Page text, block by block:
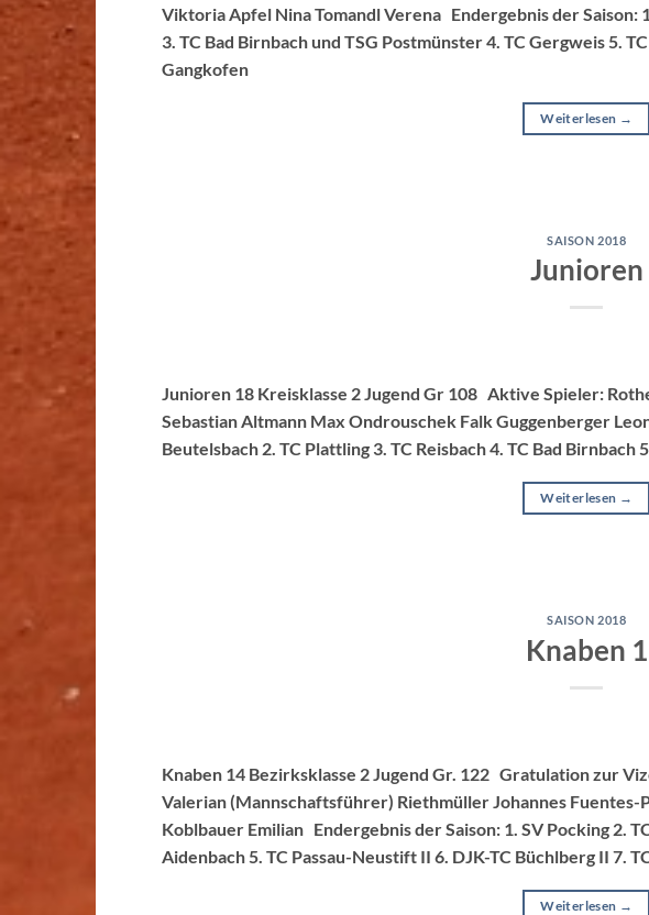
Viktoria Apfel Nina Tomandl Verena Endergebnis der Saison:
3. TC Bad Birnbach und TSG Postmünster 4. TC Gergweis 5.
Gangkofen
Weiterlesen →
SAISON 2018
Junioren
Junioren 18 Kreisklasse 2 Jugend Gr 108 Aktive Spieler:
Sebastian Altmann Max Ondrouschek Falk Guggenberger
Beutelsbach 2. TC Plattling 3. TC Reisbach 4. TC Bad Birnbach
Weiterlesen →
SAISON 2018
Knaben 1
Knaben 14 Bezirksklasse 2 Jugend Gr. 122 Gratulation zur
Valerian (Mannschaftsführer) Riethmüller Johannes Fuentes-
Koblbauer Emilian Endergebnis der Saison: 1. SV Pocking 2.
Aidenbach 5. TC Passau-Neustift II 6. DJK-TC Büchlberg II 7.
Weiterlesen →